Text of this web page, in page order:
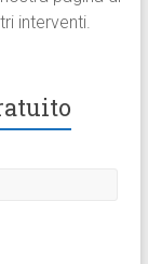
interventi.